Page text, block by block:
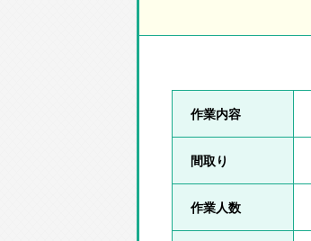
作業内容
間取り
作業人数